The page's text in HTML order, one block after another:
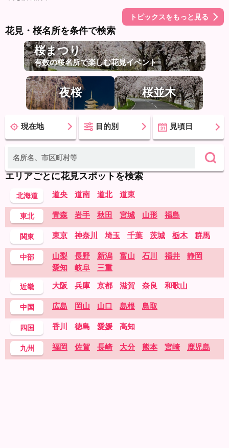
トピックスをもっと見る
花見・桜名所を条件で検索
桜まつり
有数の桜名所で楽しむ花見イベント
夜桜 桜並木
現在地 目的別 見頃日
エリアごとに花見スポットを検索
北海道 道央 道南 道北 道東
東北 青森 岩手 秋田 宮城 山形 福島
関東 東京 神奈川 埼玉 千葉 茨城 栃木 群馬
中部 山梨 長野 新潟 富山 石川 福井
静岡
愛知
岐阜 三重
近畿 大阪 兵庫 京都 滋賀 奈良 和歌山
中国 広島 岡山 山口 島根 鳥取
四国 香川 徳島 愛媛 高知
九州 福岡 佐賀 長崎 大分 熊本 宮崎 鹿児島